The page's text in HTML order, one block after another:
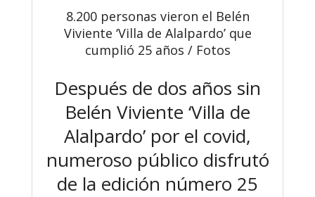
8.200 personas vieron el Belén
Viviente ‘Villa de Alalpardo’ que
cumplió 25 años / Fotos
Después de dos años sin
Belén Viviente ‘Villa de
Alalpardo’ por el covid,
numeroso público disfrutó
de la edición número 25